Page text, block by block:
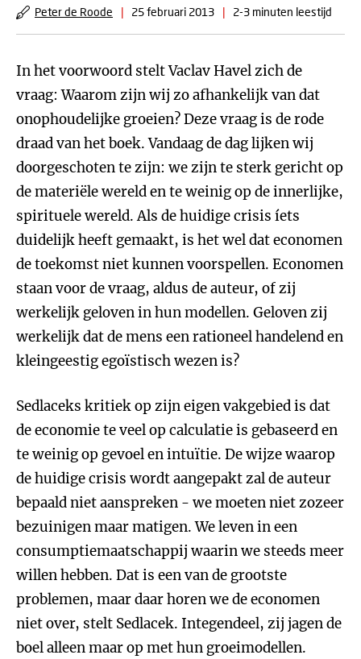
Peter de Roode | 25 februari 2013 | 2-3 minuten leestijd
In het voorwoord stelt Vaclav Havel zich de
vraag: Waarom zijn wij zo afhankelijk van dat
onophoudelijke groeien? Deze vraag is de rode
draad van het boek. Vandaag de dag lijken wij
doorgeschoten te zijn: we zijn te sterk gericht op
de materiële wereld en te weinig op de innerlijke,
spirituele wereld. Als de huidige crisis íets
duidelijk heeft gemaakt, is het wel dat economen
de toekomst niet kunnen voorspellen. Economen
staan voor de vraag, aldus de auteur, of zij
werkelijk geloven in hun modellen. Geloven zij
werkelijk dat de mens een rationeel handelend en
kleingeestig egoïstisch wezen is?
Sedlaceks kritiek op zijn eigen vakgebied is dat
de economie te veel op calculatie is gebaseerd en
te weinig op gevoel en intuïtie. De wijze waarop
de huidige crisis wordt aangepakt zal de auteur
bepaald niet aanspreken - we moeten niet zozeer
bezuinigen maar matigen. We leven in een
consumptiemaatschappij waarin we steeds meer
willen hebben. Dat is een van de grootste
problemen, maar daar horen we de economen
niet over, stelt Sedlacek. Integendeel, zij jagen de
boel alleen maar op met hun groeimodellen.